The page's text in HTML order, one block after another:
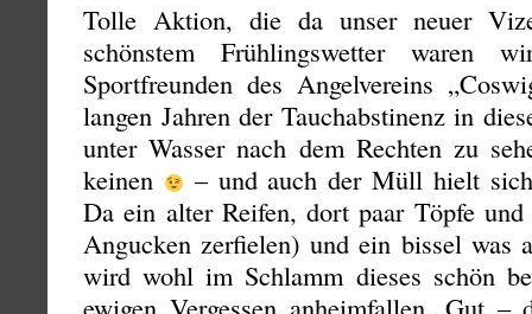
Tolle Aktion, die da unser neuer
schönstem Frühlingswetter waren
Sportfreunden des Angelvereins
langen Jahren der Tauchabstinenz in
unter Wasser nach dem Rechten zu
keinen
– und auch der Müll hielt
Da ein alter Reifen, dort paar Töpfe
Angucken zerfielen) und ein bissel was
wird wohl im Schlamm dieses schön